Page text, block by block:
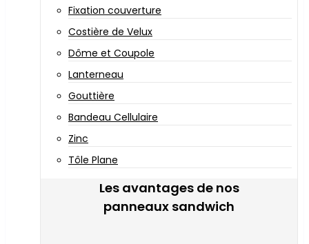
Fixation couverture
Costière de Velux
Dôme et Coupole
Lanterneau
Gouttière
Bandeau Cellulaire
Zinc
Tôle Plane
Les avantages de nos
panneaux sandwich